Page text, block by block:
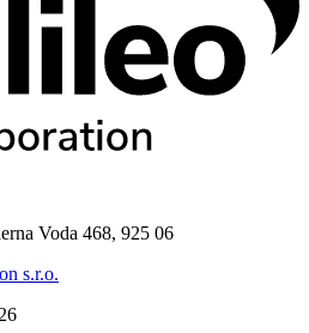
Voda 468, 925 06
s.r.o.